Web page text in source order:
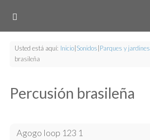
Usted está aquí: Inicio Sonidos Parques y jardines
brasileña
Percusión brasileña
Agogo loop 123 1